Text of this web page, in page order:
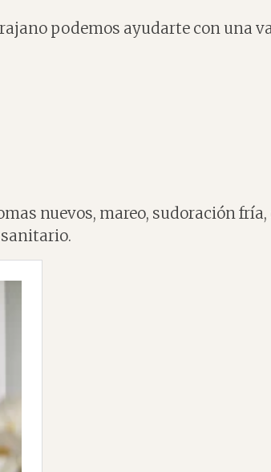
podemos ayudarte con una
nuevos, mareo, sudoración